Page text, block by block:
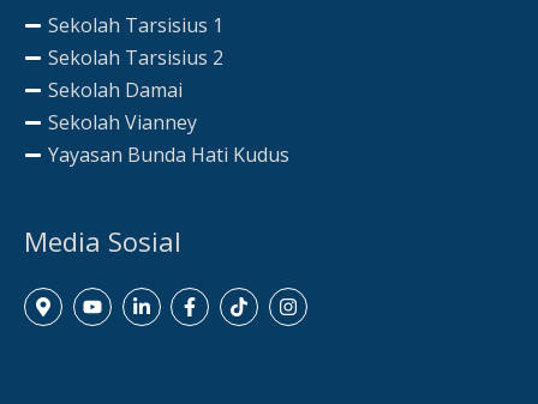
Sekolah Tarsisius 1
Sekolah Tarsisius 2
Sekolah Damai
Sekolah Vianney
Yayasan Bunda Hati Kudus
Media Sosial